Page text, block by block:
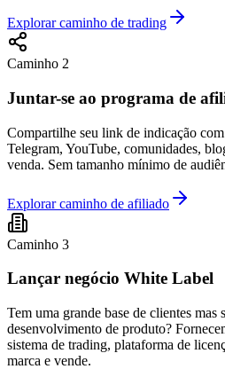
Explorar caminho de trading
Caminho 2
Juntar-se ao programa de
Compartilhe seu link de indicação
Telegram, YouTube, comunidades,
venda. Sem tamanho mínimo de
Explorar caminho de afiliado
Caminho 3
Lançar negócio White Label
Tem uma grande base de clientes mas
desenvolvimento de produto?
sistema de trading, plataforma de
marca e vende.